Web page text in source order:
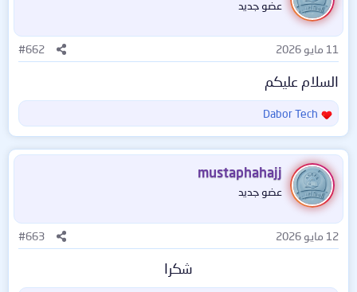
ع
ا
ت
عضو جديد
11 مايو 2026 #662
السلام عليكم
ا
ل
ت
ف
ا
ع
ا
ت
Dabor Tech
mustaphahajj
عضو جديد
12 مايو 2026 #663
شكرا​